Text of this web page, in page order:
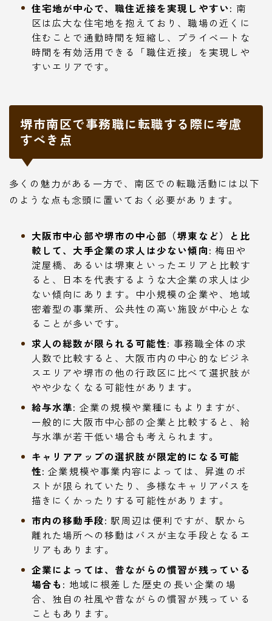
住宅地が中心で、職住近接を実現しやすい: 南
区は広大な住宅地を抱えており、職場の近くに
住むことで通勤時間を短縮し、プライベートな
時間を有効活用できる「職住近接」を実現しや
すいエリアです。
堺市南区で事務職に転職する際に考慮
すべき点
多くの魅力がある一方で、南区での転職活動には以下
のような点も念頭に置いておく必要があります。
大阪市中心部や堺市の中心部（堺東など）と比
較して、大手企業の求人は少ない傾向: 梅田や
淀屋橋、あるいは堺東といったエリアと比較す
ると、日本を代表するような大企業の求人は少
ない傾向にあります。中小規模の企業や、地域
密着型の事業所、公共性の高い施設が中心とな
ることが多いです。
求人の総数が限られる可能性: 事務職全体の求
人数で比較すると、大阪市内の中心的なビジネ
スエリアや堺市の他の行政区に比べて選択肢が
やや少なくなる可能性があります。
給与水準: 企業の規模や業種にもよりますが、
一般的に大阪市中心部の企業と比較すると、給
与水準が若干低い場合も考えられます。
キャリアアップの選択肢が限定的になる可能
性: 企業規模や事業内容によっては、昇進のポ
ストが限られていたり、多様なキャリアパスを
描きにくかったりする可能性があります。
市内の移動手段: 駅周辺は便利ですが、駅から
離れた場所への移動はバスが主な手段となるエ
リアもあります。
企業によっては、昔ながらの慣習が残っている
場合も: 地域に根差した歴史の長い企業の場
合、独自の社風や昔ながらの慣習が残っている
こともあります。